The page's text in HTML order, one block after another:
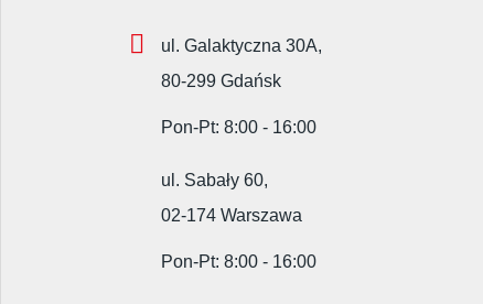
ul. Galaktyczna 30A,
80-299 Gdańsk
Pon-Pt: 8:00 - 16:00
ul. Sabały 60,
02-174 Warszawa
Pon-Pt: 8:00 - 16:00